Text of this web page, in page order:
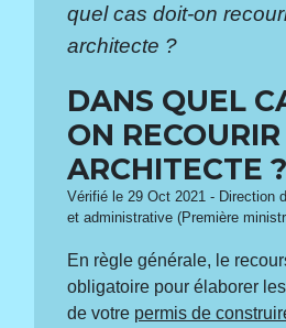
quel cas doit-on
architecte ?
DANS QUEL
ON
ARCHITECTE ?
Vérifié le 29 Oct 2021 - Direction
et administrative (Première
En règle générale, le
obligatoire pour élaborer
de votre permis de